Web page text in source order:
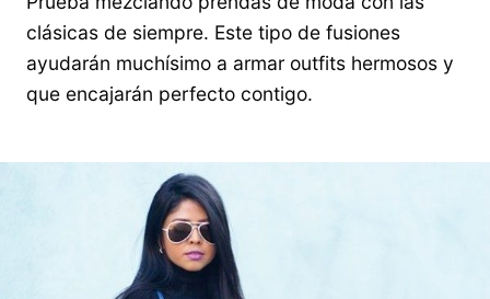
clásicas de siempre. Este tipo de fusiones
ayudarán muchísimo a armar outfits hermosos y
que encajarán perfecto contigo.